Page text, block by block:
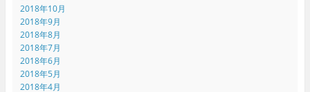
2018年10月
2018年9月
2018年8月
2018年7月
2018年6月
2018年5月
2018年4月